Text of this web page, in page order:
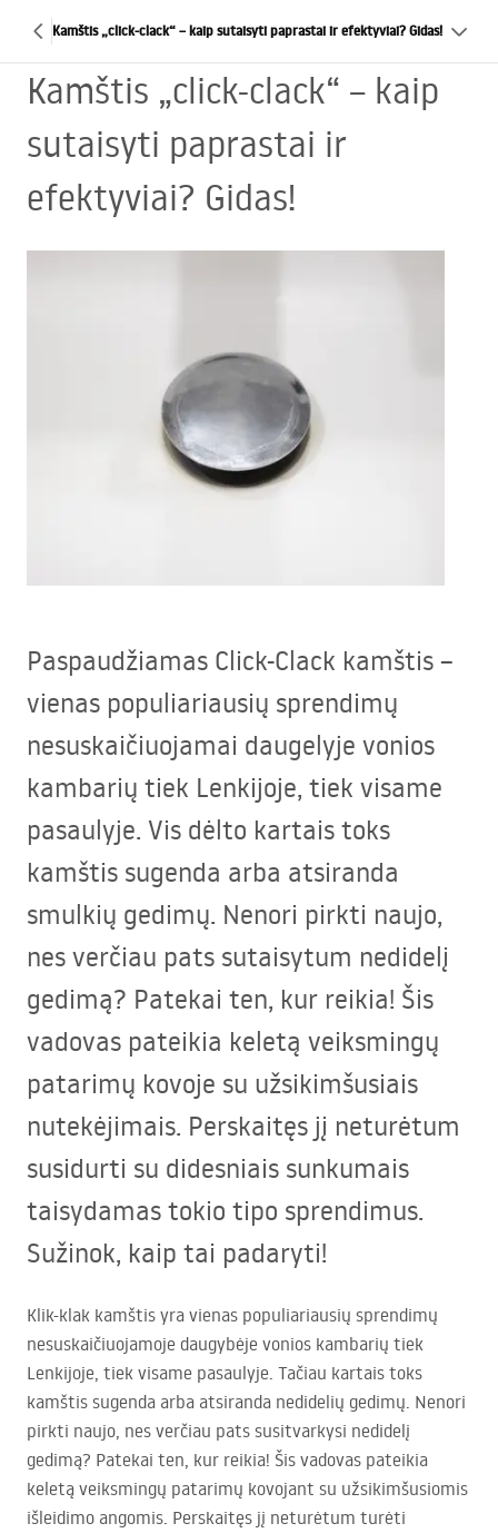
Kamštis „click-clack“ – kaip sutaisyti paprastai ir efektyviai? Gidas!
Kamštis „click-clack“ – kaip
sutaisyti paprastai ir
efektyviai? Gidas!
Paspaudžiamas Click-Clack kamštis –
vienas populiariausių sprendimų
nesuskaičiuojamai daugelyje vonios
kambarių tiek Lenkijoje, tiek visame
pasaulyje. Vis dėlto kartais toks
kamštis sugenda arba atsiranda
smulkių gedimų. Nenori pirkti naujo,
nes verčiau pats sutaisytum nedidelį
gedimą? Patekai ten, kur reikia! Šis
vadovas pateikia keletą veiksmingų
patarimų kovoje su užsikimšusiais
nutekėjimais. Perskaitęs jį neturėtum
susidurti su didesniais sunkumais
taisydamas tokio tipo sprendimus.
Sužinok, kaip tai padaryti!
Klik-klak kamštis yra vienas populiariausių sprendimų
nesuskaičiuojamoje daugybėje vonios kambarių tiek
Lenkijoje, tiek visame pasaulyje. Tačiau kartais toks
kamštis sugenda arba atsiranda nedidelių gedimų. Nenori
pirkti naujo, nes verčiau pats susitvarkysi nedidelį
gedimą? Patekai ten, kur reikia! Šis vadovas pateikia
keletą veiksmingų patarimų kovojant su užsikimšusiomis
išleidimo angomis. Perskaitęs jį neturėtum turėti